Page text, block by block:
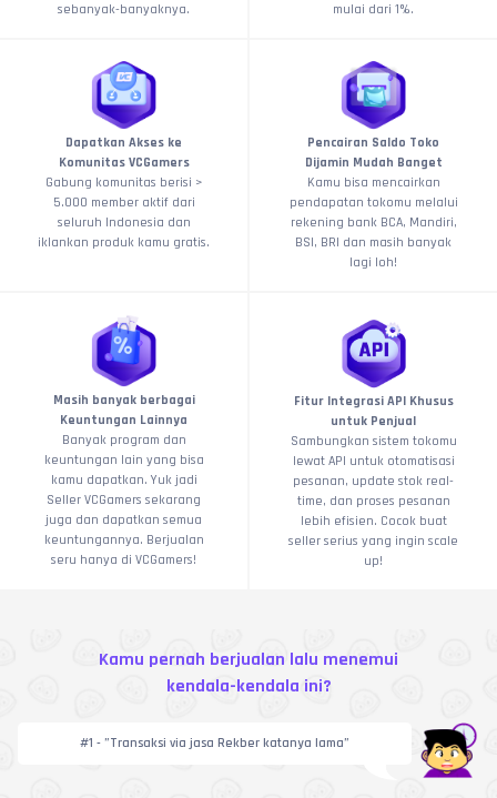
sebanyak-banyaknya.
mulai dari 1%.
Dapatkan Akses ke
Komunitas VCGamers
Gabung komunitas berisi >
5.000 member aktif dari
seluruh Indonesia dan
iklankan produk kamu gratis.
Pencairan Saldo Toko
Dijamin Mudah Banget
Kamu bisa mencairkan
pendapatan tokomu melalui
rekening bank BCA, Mandiri,
BSI, BRI dan masih banyak
lagi loh!
Masih banyak berbagai
Keuntungan Lainnya
Banyak program dan
keuntungan lain yang bisa
kamu dapatkan. Yuk jadi
Seller VCGamers sekarang
juga dan dapatkan semua
keuntungannya. Berjualan
seru hanya di VCGamers!
Fitur Integrasi API Khusus
untuk Penjual
Sambungkan sistem tokomu
lewat API untuk otomatisasi
pesanan, update stok real-
time, dan proses pesanan
lebih efisien. Cocok buat
seller serius yang ingin scale
up!
Kamu pernah berjualan lalu menemui
kendala-kendala ini?
#1 - ”Transaksi via jasa Rekber katanya lama”